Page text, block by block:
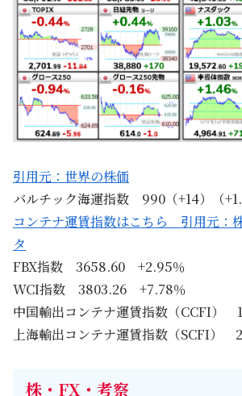
引用元：世界の株価
バルチック海運指数 990（+14）（
コンテナ運賃指数はこちら 引用元：
タ
FBX指数 3658.60 +2.95％
WCI指数 3803.26 +7.78％
中国輸出コンテナ運賃指数（CCFI
上海輸出コンテナ運賃指数（SCFI
株・FX・考察